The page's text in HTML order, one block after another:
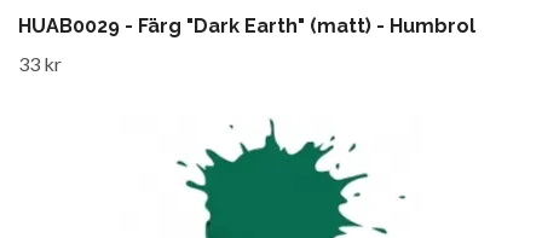
HUAB0029 - Färg "Dark Earth" (matt) - Humbrol
33 kr